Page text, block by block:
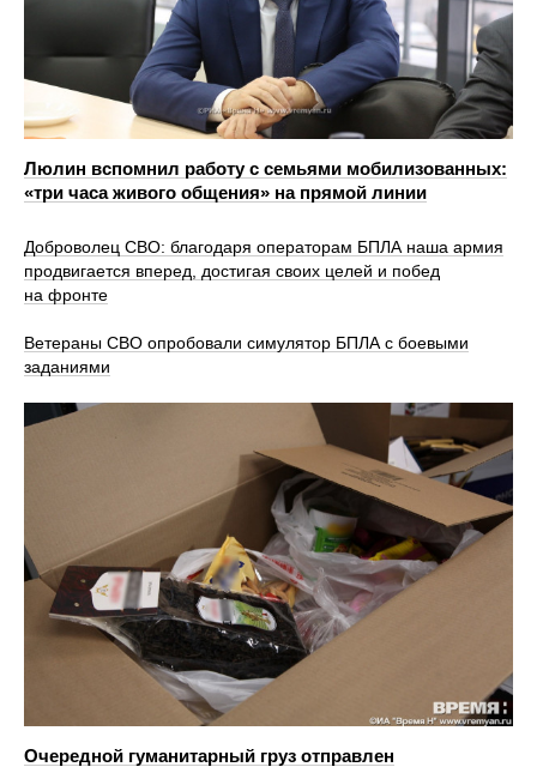
Люлин вспомнил работу с семьями мобилизованных:
«три часа живого общения» на прямой линии
Доброволец СВО: благодаря операторам БПЛА наша армия
продвигается вперед, достигая своих целей и побед
на фронте
Ветераны СВО опробовали симулятор БПЛА с боевыми
заданиями
Очередной гуманитарный груз отправлен